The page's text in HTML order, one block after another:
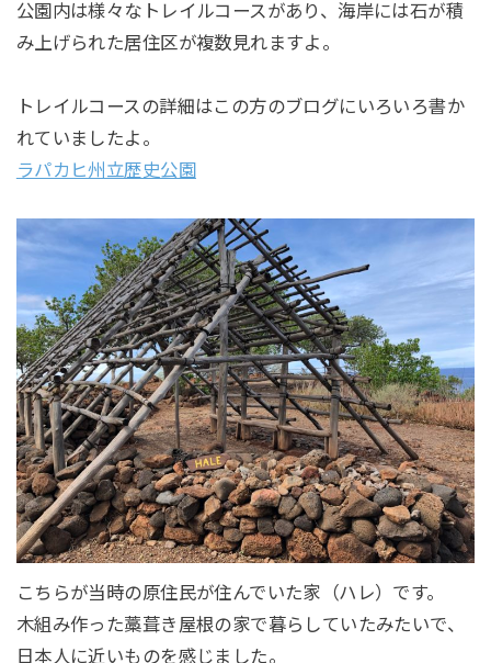
公園内は様々なトレイルコースがあり、海岸には石が積
み上げられた居住区が複数見れますよ。
トレイルコースの詳細はこの方のブログにいろいろ書か
れていましたよ。
ラパカヒ州立歴史公園
こちらが当時の原住民が住んでいた家（ハレ）です。
木組み作った藁葺き屋根の家で暮らしていたみたいで、
日本人に近いものを感じました。